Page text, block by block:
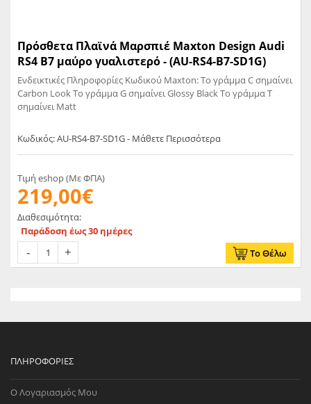
Πρόσθετα Πλαϊνά Μαρσπιέ Maxton Design Audi
RS4 B7 μαύρο γυαλιστερό - (AU-RS4-B7-SD1G)
Ενδεικτικές Πληροφορίες Κωδικού Maxton: Το γράμμα C σημαίνει
Carbon Look Το γράμμα G σημαίνει Glossy Black Το γράμμα T
σημαίνει Matt
Κωδικός: AU-RS4-B7-SD1G - Μάθετε Περισσότερα
Τιμή eshop (Με ΦΠΑ)
219,00€
Διαθεσιμότητα:
Παράδοση έως 30 ημέρες
Το Θέλω
ΠΛΗΡΟΦΟΡΊΕΣ
Ο Λογαριασμός Μου